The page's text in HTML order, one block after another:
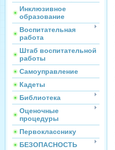
Инклюзивное
образование
Воспитательная
работа
Штаб воспитательной
работы
Самоуправление
Кадеты
Библиотека
Оценочные
процедуры
Первокласснику
БЕЗОПАСНОСТЬ